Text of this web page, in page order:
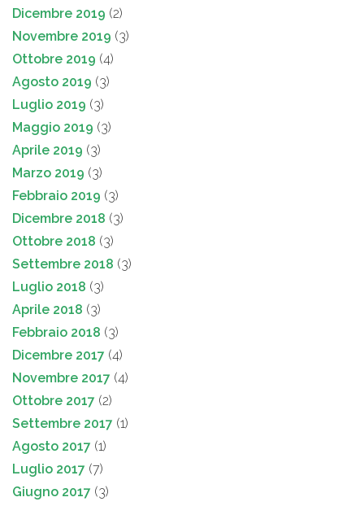
Dicembre 2019 (2)
Novembre 2019 (3)
Ottobre 2019 (4)
Agosto 2019 (3)
Luglio 2019 (3)
Maggio 2019 (3)
Aprile 2019 (3)
Marzo 2019 (3)
Febbraio 2019 (3)
Dicembre 2018 (3)
Ottobre 2018 (3)
Settembre 2018 (3)
Luglio 2018 (3)
Aprile 2018 (3)
Febbraio 2018 (3)
Dicembre 2017 (4)
Novembre 2017 (4)
Ottobre 2017 (2)
Settembre 2017 (1)
Agosto 2017 (1)
Luglio 2017 (7)
Giugno 2017 (3)